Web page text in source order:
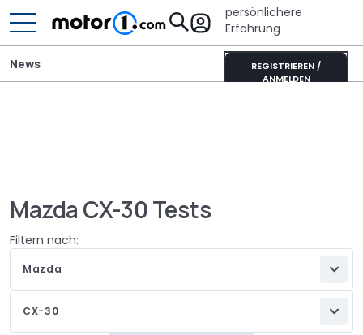
persönlichere
Erfahrung
REGISTRIEREN /
ANMELDEN
News
Mazda CX-30 Tests
Filtern nach:
Mazda
CX-30